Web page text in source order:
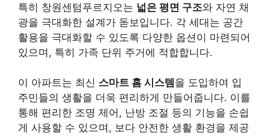
특히 창원센텀푸르지오는 넓은 평면 구조와 자연 채
광을 극대화한 설계가 돋보입니다. 각 세대는 공간
활용을 극대화할 수 있도록 다양한 옵션이 마련되어
있으며, 특히 가족 단위 주거에 적합합니다.
이 아파트는 최신 스마트 홈 시스템 을 도입하여 입
주민들의 생활을 더욱 편리하게 만들어줍니다. 이를
통해 편리한 조명 제어, 난방 조절 등의 기능을 손쉽
게 사용할 수 있으며, 보다 안전한 생활 환경을 제공